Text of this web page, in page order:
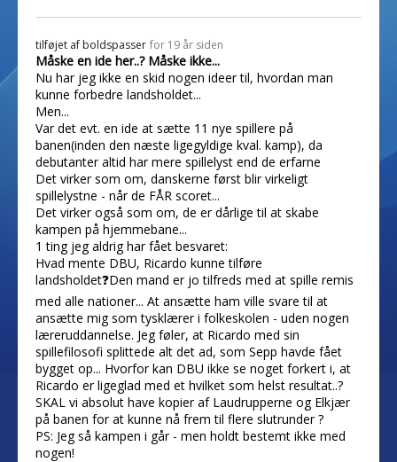
tilføjet af boldspasser for 19 år siden
Måske en ide her..? Måske ikke...
Nu har jeg ikke en skid nogen ideer til, hvordan man
kunne forbedre landsholdet...
Men...
Var det evt. en ide at sætte 11 nye spillere på
banen(inden den næste ligegyldige kval. kamp), da
debutanter altid har mere spillelyst end de erfarne
Det virker som om, danskerne først blir virkeligt
spillelystne - når de FÅR scoret...
Det virker også som om, de er dårlige til at skabe
kampen på hjemmebane...
1 ting jeg aldrig har fået besvaret:
Hvad mente DBU, Ricardo kunne tilføre
landsholdet❓Den mand er jo tilfreds med at spille remis
med alle nationer... At ansætte ham ville svare til at
ansætte mig som tysklærer i folkeskolen - uden nogen
læreruddannelse. Jeg føler, at Ricardo med sin
spillefilosofi splittede alt det ad, som Sepp havde fået
bygget op... Hvorfor kan DBU ikke se noget forkert i, at
Ricardo er ligeglad med et hvilket som helst resultat..?
SKAL vi absolut have kopier af Laudrupperne og Elkjær
på banen for at kunne nå frem til flere slutrunder ?
PS: Jeg så kampen i går - men holdt bestemt ikke med
nogen!